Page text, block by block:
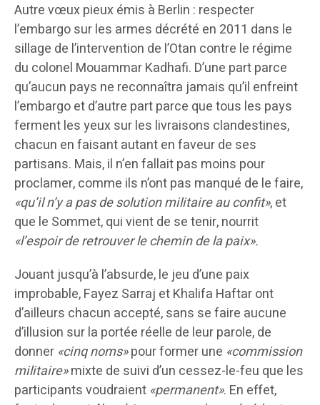
Autre vœux pieux émis à Berlin : respecter
l’embargo sur les armes décrété en 2011 dans le
sillage de l’intervention de l’Otan contre le régime
du colonel Mouammar Kadhafi. D’une part parce
qu’aucun pays ne reconnaîtra jamais qu’il enfreint
l’embargo et d’autre part parce que tous les pays
ferment les yeux sur les livraisons clandestines,
chacun en faisant autant en faveur de ses
partisans. Mais, il n’en fallait pas moins pour
proclamer, comme ils n’ont pas manqué de le faire,
«qu’il n’y a pas de solution militaire au confit», et
que le Sommet, qui vient de se tenir, nourrit
«l’espoir de retrouver le chemin de la paix».
Jouant jusqu’à l’absurde, le jeu d’une paix
improbable, Fayez Sarraj et Khalifa Haftar ont
d’ailleurs chacun accepté, sans se faire aucune
d’illusion sur la portée réelle de leur parole, de
donner «cinq noms»pour former une «commission
militaire»mixte de suivi d’un cessez-le-feu que les
participants voudraient «permanent». En effet,